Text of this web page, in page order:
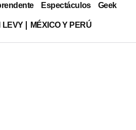
Espectáculos Geek
LEVY MÉXICO Y PERÚ